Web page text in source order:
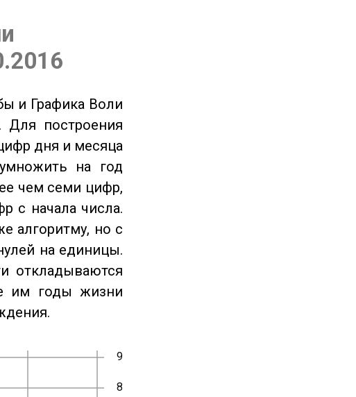
и Графика Воли
Для построения
дня и месяца
на год
чем семи цифр,
с начала числа.
алгоритму, но с
на единицы.
откладываются
им годы жизни